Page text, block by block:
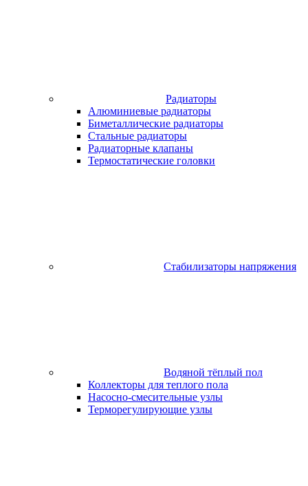
Радиаторы
Алюминиевые радиаторы
Биметаллические радиаторы
Стальные радиаторы
Радиаторные клапаны
Термостатические головки
Стабилизаторы напряжения
Водяной тёплый пол
Коллекторы для теплого пола
Насосно-смесительные узлы
Терморегулирующие узлы